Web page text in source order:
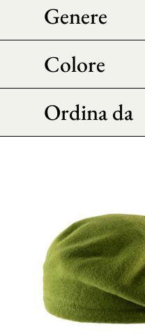
Genere
Colore
Ordina da